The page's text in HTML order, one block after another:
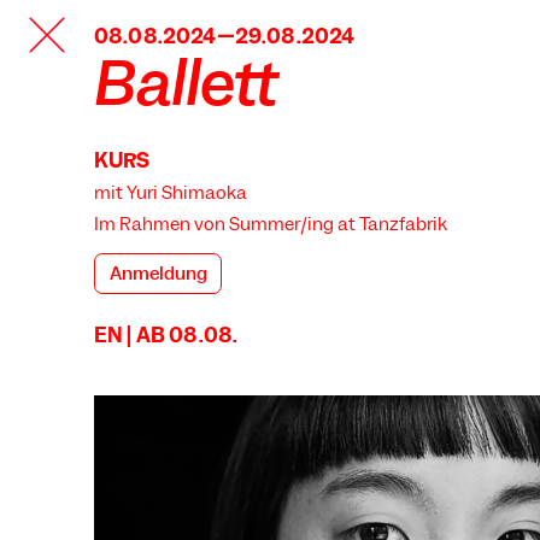
TANZFABRIK
BERLIN08.08.2024—29.08.2024
Ballett
KURS
mit Yuri Shimaoka
Im Rahmen von Summer/ing at Tanzfabrik
Anmeldung
EN | AB 08.08.